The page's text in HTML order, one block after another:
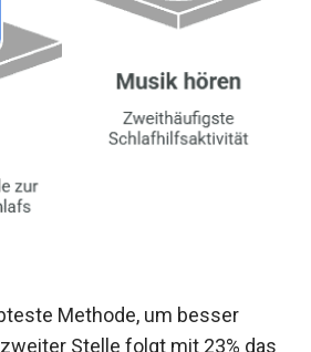
Methode, um besser
Stelle folgt mit 23% das